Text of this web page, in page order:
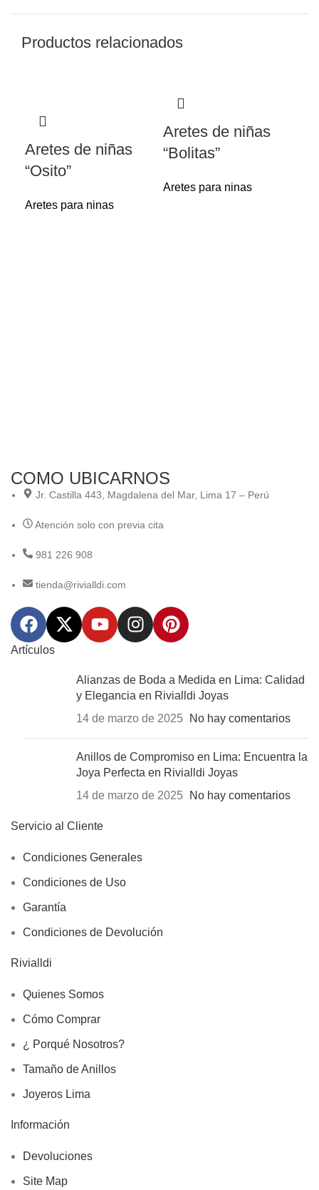
Productos relacionados
Aretes de niñas
“Osito”
Aretes para ninas
Aretes de niñas
“Bolitas”
Aretes para ninas
COMO UBICARNOS
Jr. Castilla 443, Magdalena del Mar, Lima 17 – Perú
Atención solo con previa cita
981 226 908
tienda@rivialldi.com
Artículos
Alianzas de Boda a Medida en Lima: Calidad
y Elegancia en Rivialldi Joyas
14 de marzo de 2025
No hay comentarios
Anillos de Compromiso en Lima: Encuentra la
Joya Perfecta en Rivialldi Joyas
14 de marzo de 2025
No hay comentarios
Servicio al Cliente
Condiciones Generales
Condiciones de Uso
Garantía
Condiciones de Devolución
Rivialldi
Quienes Somos
Cómo Comprar
¿ Porqué Nosotros?
Tamaño de Anillos
Joyeros Lima
Información
Devoluciones
Site Map